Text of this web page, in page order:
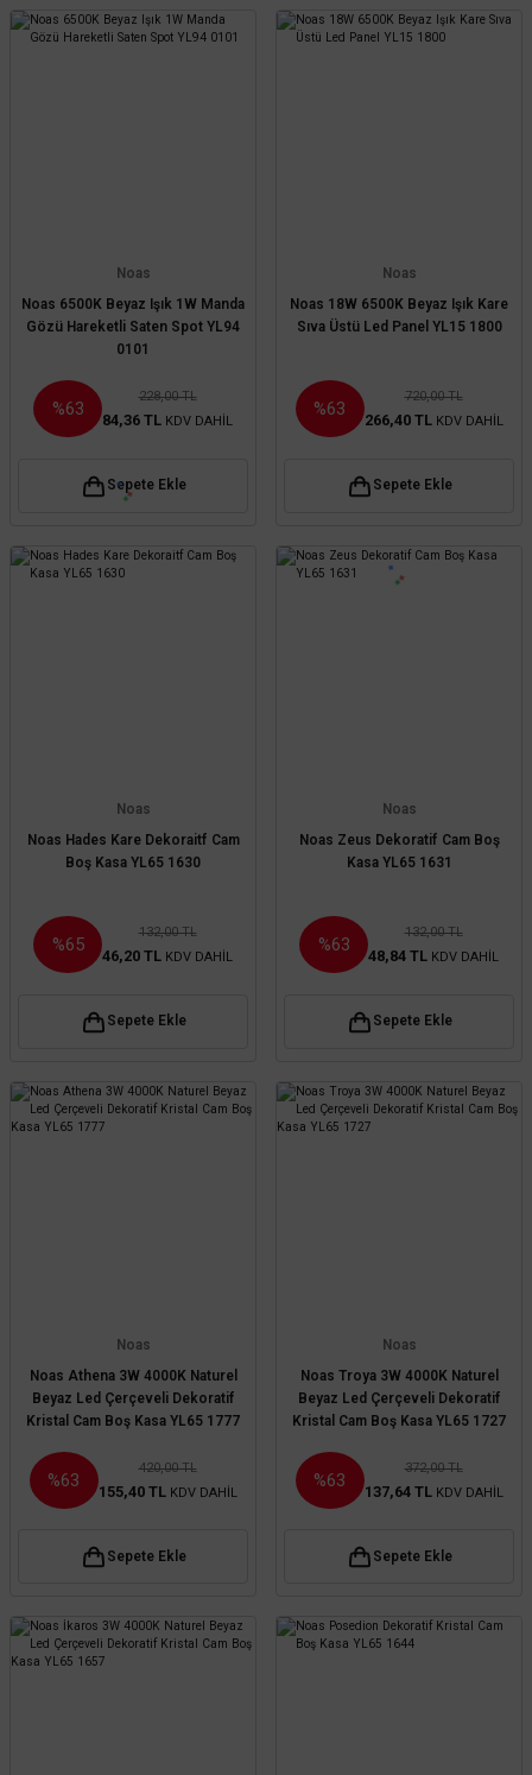
Noas
Noas 6500K Beyaz Işık 1W Manda
Gözü Hareketli Saten Spot YL94
0101
%63
228,00 TL
84,36 TL KDV DAHİL
Sepete Ekle
Noas
Noas 18W 6500K Beyaz Işık Kare
Sıva Üstü Led Panel YL15 1800
%63
720,00 TL
266,40 TL KDV DAHİL
Sepete Ekle
Noas
Noas Hades Kare Dekoraitf Cam
Boş Kasa YL65 1630
%65
132,00 TL
46,20 TL KDV DAHİL
Sepete Ekle
Noas
Noas Zeus Dekoratif Cam Boş
Kasa YL65 1631
%63
132,00 TL
48,84 TL KDV DAHİL
Sepete Ekle
Noas
Noas Athena 3W 4000K Naturel
Beyaz Led Çerçeveli Dekoratif
Kristal Cam Boş Kasa YL65 1777
%63
420,00 TL
155,40 TL KDV DAHİL
Sepete Ekle
Noas
Noas Troya 3W 4000K Naturel
Beyaz Led Çerçeveli Dekoratif
Kristal Cam Boş Kasa YL65 1727
%63
372,00 TL
137,64 TL KDV DAHİL
Sepete Ekle